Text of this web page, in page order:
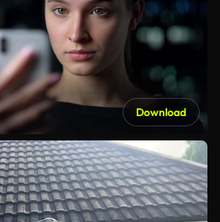
Download